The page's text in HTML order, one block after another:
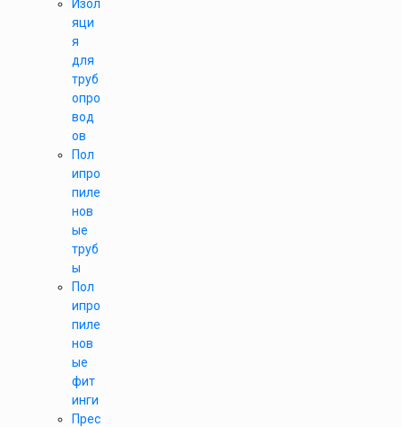
Изол
яци
я
для
труб
опро
вод
ов
Пол
ипро
пиле
нов
ые
труб
ы
Пол
ипро
пиле
нов
ые
фит
инги
Прес